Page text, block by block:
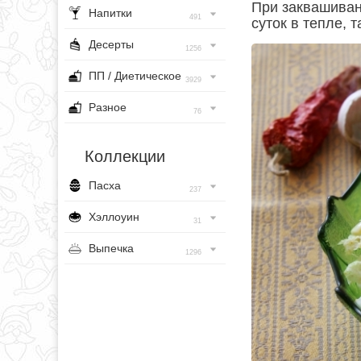
Напитки 491
Десерты 1256
ПП / Диетическое 3929
Разное 76
Коллекции
Пасха 237
Хэллоуин 31
Выпечка 1296
При
суток в тепле,